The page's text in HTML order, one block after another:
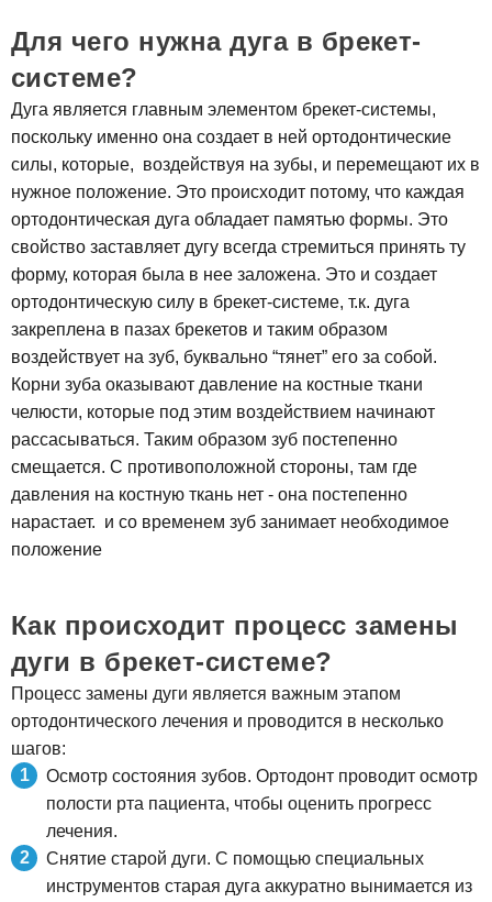
Для чего нужна дуга в брекет-
системе?
Дуга является главным элементом брекет-системы,
поскольку именно она создает в ней ортодонтические
силы, которые, воздействуя на зубы, и перемещают их в
нужное положение. Это происходит потому, что каждая
ортодонтическая дуга обладает памятью формы. Это
свойство заставляет дугу всегда стремиться принять ту
форму, которая была в нее заложена. Это и создает
ортодонтическую силу в брекет-системе, т.к. дуга
закреплена в пазах брекетов и таким образом
воздействует на зуб, буквально “тянет” его за собой.
Корни зуба оказывают давление на костные ткани
челюсти, которые под этим воздействием начинают
рассасываться. Таким образом зуб постепенно
смещается. С противоположной стороны, там где
давления на костную ткань нет - она постепенно
нарастает. и со временем зуб занимает необходимое
положение
Как происходит процесс замены
дуги в брекет-системе?
Процесс замены дуги является важным этапом
ортодонтического лечения и проводится в несколько
шагов:
Осмотр состояния зубов. Ортодонт проводит осмотр
полости рта пациента, чтобы оценить прогресс
лечения.
Снятие старой дуги. С помощью специальных
инструментов старая дуга аккуратно вынимается из